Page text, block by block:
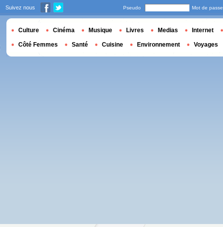
Suivez nous Pseudo Mot de passe
Culture Cinéma Musique Livres Medias Internet
Côté Femmes Santé Cuisine Environnement Voyages